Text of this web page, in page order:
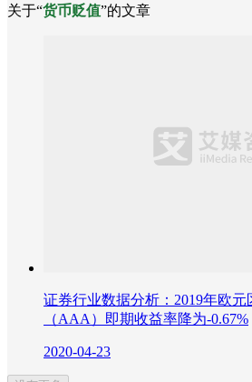
关于“货币贬值”的文章
证券行业数据分析：2019年欧
（AAA）即期收益率降为-0.67%
2020-04-23